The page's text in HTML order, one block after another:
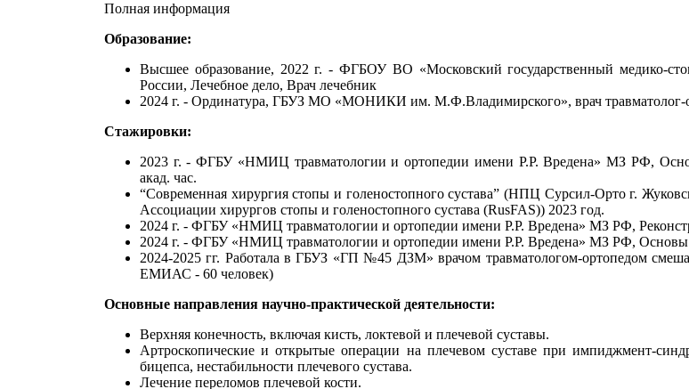
Полная информация
Образование:
Высшее образование, 2022 г. - ФГБОУ ВО «Московский государственный медико-
России, Лечебное дело, Врач лечебник
2024 г. - Ординатура, ГБУЗ МО «МОНИКИ им. М.Ф.Владимирского», врач травматолог-
Стажировки:
2023 г. - ФГБУ «НМИЦ травматологии и ортопедии имени Р.Р. Вредена» МЗ РФ,
акад. час.
“Современная хирургия стопы и голеностопного сустава” (НПЦ Сурсил-Орто г.
Ассоциации хирургов стопы и голеностопного сустава (RusFAS)) 2023 год.
2024 г. - ФГБУ «НМИЦ травматологии и ортопедии имени Р.Р. Вредена» МЗ РФ,
2024 г. - ФГБУ «НМИЦ травматологии и ортопедии имени Р.Р. Вредена» МЗ РФ, Основы
2024-2025 гг. Работала в ГБУЗ «ГП №45 ДЗМ» врачом травматологом-ортопедом
ЕМИАС - 60 человек)
Основные направления научно-практической деятельности:
Верхняя конечность, включая кисть, локтевой и плечевой суставы.
Артроскопические и открытые операции на плечевом суставе при импиджмент-
бицепса, нестабильности плечевого сустава.
Лечение переломов плечевой кости.